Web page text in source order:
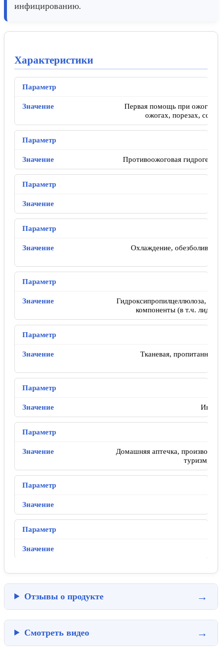
инфицированию.
Характеристики
Первая помощь при ожогах
ожогах, порезах,
Противоожоговая
Охлаждение,
Гидроксипропилцеллюлоза,
компоненты (в т.ч.
Тканевая, пропитанная
Домашняя аптечка,
туризм,
Отзывы о продукте
Смотреть видео